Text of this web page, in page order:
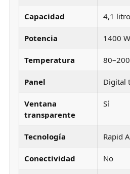
Capacidad 4,1
Potencia 1400 W
Temperatura 80–200
Panel Digital
Ventana
transparente
Sí
Tecnología Rapid
Conectividad No